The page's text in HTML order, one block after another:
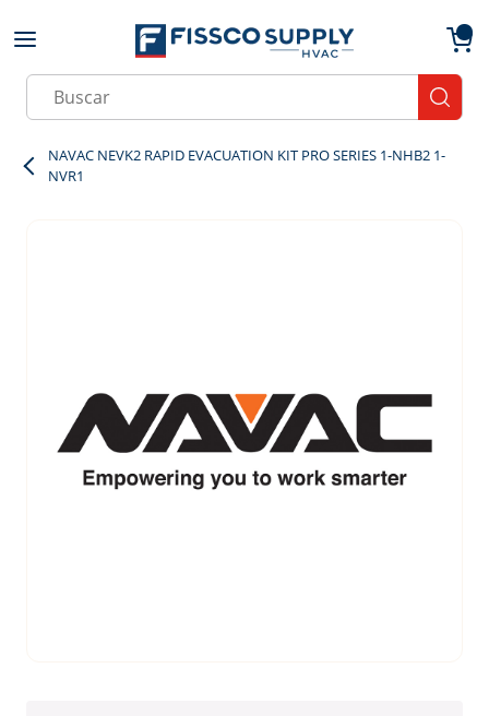
Skip to main content
Site Search
NAVAC NEVK2 RAPID EVACUATION KIT PRO SERIES 1-NHB2 1-
NVR1